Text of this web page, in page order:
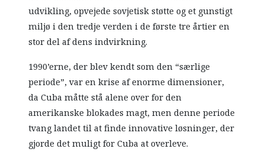
udvikling, opvejede sovjetisk støtte og et gunstigt
miljø i den tredje verden i de første tre årtier en
stor del af dens indvirkning.
1990’erne, der blev kendt som den “særlige
periode”, var en krise af enorme dimensioner,
da Cuba måtte stå alene over for den
amerikanske blokades magt, men denne periode
tvang landet til at finde innovative løsninger, der
gjorde det muligt for Cuba at overleve.